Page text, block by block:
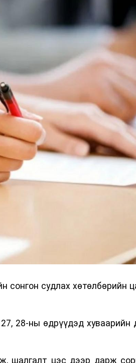
сонгон судлах хөтөлбөрийн
28-ны өдрүүдэд хуваарийн
шалгалт цэс дээр дарж